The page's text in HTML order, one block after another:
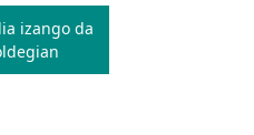
izango da